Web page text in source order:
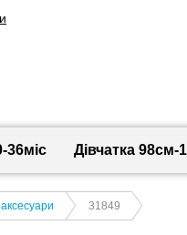
36міс Дівчатка 98cм-
31849